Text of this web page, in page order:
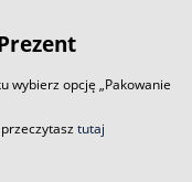
wybierz opcję „Pakowanie
tutaj